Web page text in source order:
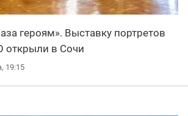
героям». Выставку портретов
открыли в Сочи
19:15